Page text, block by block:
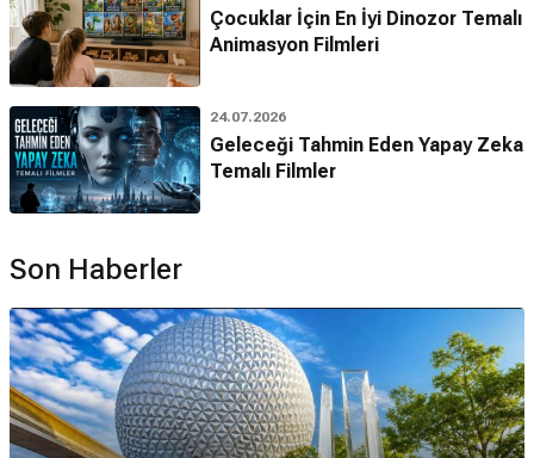
Çocuklar İçin En İyi Dinozor Temalı
Animasyon Filmleri
24.07.2026
Geleceği Tahmin Eden Yapay Zeka
Temalı Filmler
Son Haberler